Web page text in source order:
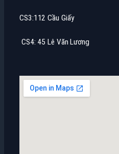
CS3:112 Cầu Giấy
CS4: 45 Lê Văn Lương